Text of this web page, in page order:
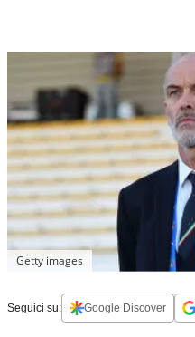
Getty images
Seguici su: Google Discover